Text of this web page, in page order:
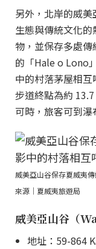
另外，北岸的威
生態與傳統文化
物，並保存多處
的「Hale o Lono
中的村落茅屋相互
步道終點為約
可時，旅客可到瀑
威美亞山谷保存夏威夷
來源｜夏威夷旅遊局
威美亞山谷（
地址：59-864